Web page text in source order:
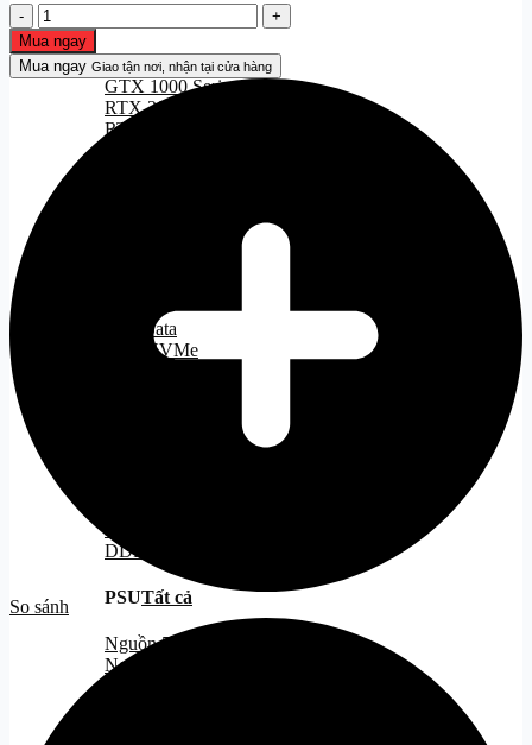
VGA - Nvidia
GTX 1000 Series
RTX 2000 Series
RTX 3000 Series
SSD Sata
SSD NVMe
DDR 5
PSUTất cả
Nguồn 500W
Nguồn 500W - 750W
Màn
hình
LCD
MSI
inch,
IPS,
FHD,
300Hz,
Mua ngay
Mua ngay Giao tận nơi, nhận tại cửa hàng
So sánh